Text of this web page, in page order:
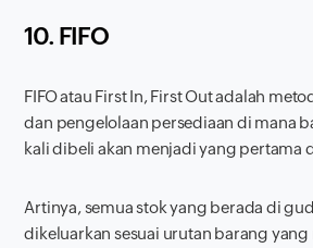
10. FIFO
FIFO atau First In, First Outadalah
dan pengelolaan persediaan di mana
kali dibeli akan menjadi yang pertama
Artinya, semua stok yang berada di
dikeluarkan sesuai urutan barang